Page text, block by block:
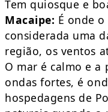
Tem quiosque e
Macaipe: É onde
considerada uma
região, os ventos
O mar é calmo e a
ondas fortes, é
hospedagens de